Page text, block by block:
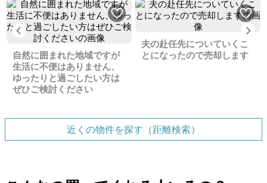
Previous
自然に囲まれた地域ですが
生活に不便はありません、
ゆったりと過ごしたい方は
ぜひご検討ください
夫の赴任先についていくこ
とになったので売却します
近くの物件を探す（距離検索）